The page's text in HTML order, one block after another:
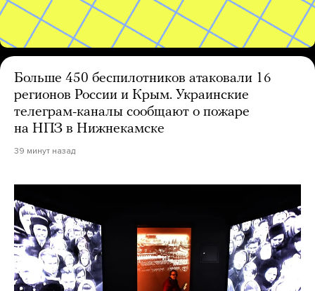
Больше 450 беспилотников атаковали 16
регионов России и Крым. Украинские
телеграм-каналы сообщают о пожаре
на НПЗ в Нижнекамске
39 минут назад